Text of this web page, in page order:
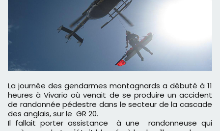
La journée des gendarmes montagnards a débuté à 11
heures à Vivario où venait de se produire un accident
de randonnée pédestre dans le secteur de la cascade
des anglais, sur le GR 20.
Il fallait porter assistance à une randonneuse qui